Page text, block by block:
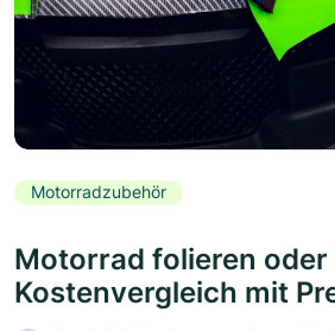
Motorradzubehör
Motorrad folieren oder
Kostenvergleich mit